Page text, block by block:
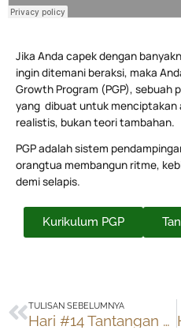
Jika Anda capek dengan
ingin ditemani beraksi, maka
Growth Program (PGP), sebuah
yang dibuat untuk menciptakan
realistis, bukan teori tambahan.
PGP adalah sistem
orangtua membangun ritme,
demi selapis.
Kurikulum PGP
Prev
TULISAN SEBELUMNYA
Hari #14 Tantangan Klub Oase